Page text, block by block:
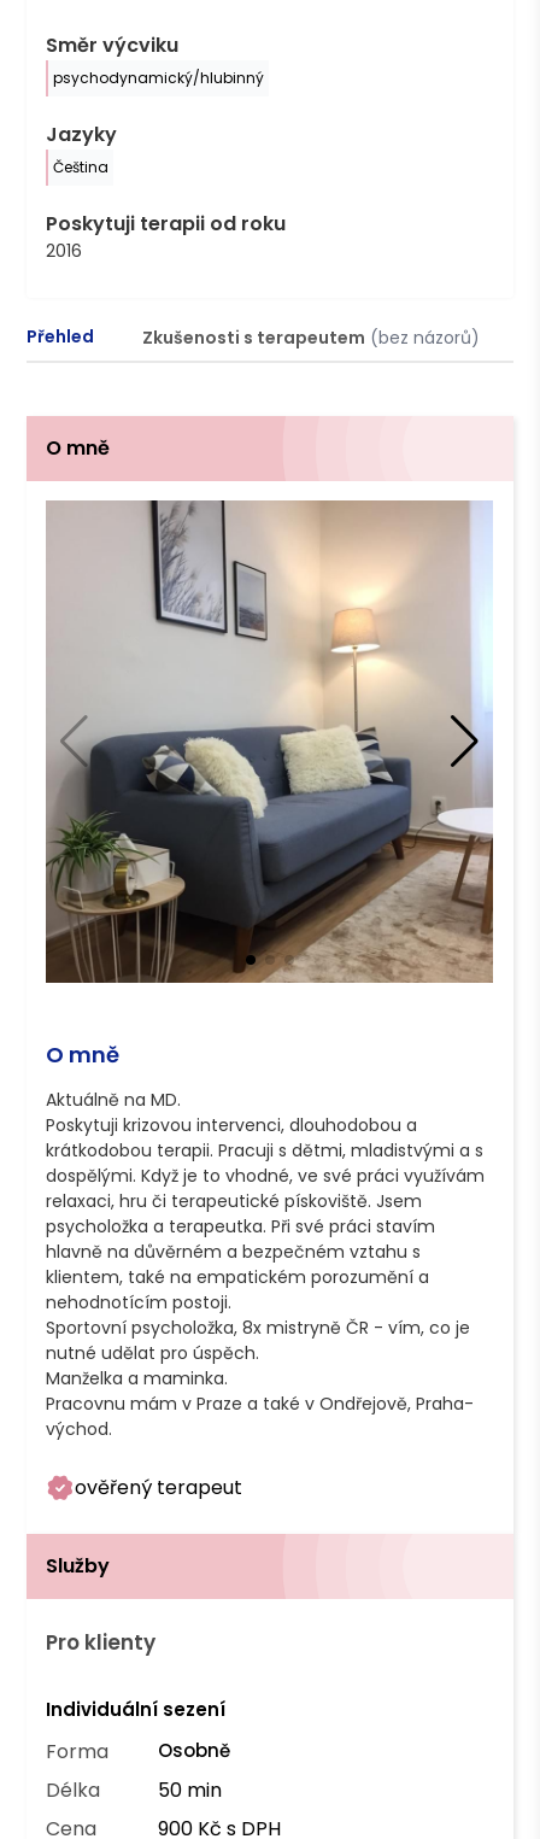
Směr výcviku
psychodynamický/hlubinný
Jazyky
Čeština
Poskytuji terapii od roku
2016
Přehled Zkušenosti s terapeutem (bez názorů)
O mně
O mně
Aktuálně na MD.
Poskytuji krizovou intervenci, dlouhodobou a
krátkodobou terapii. Pracuji s dětmi, mladistvými a s
dospělými. Když je to vhodné, ve své práci využívám
relaxaci, hru či terapeutické pískoviště. Jsem
psycholožka a terapeutka. Při své práci stavím
hlavně na důvěrném a bezpečném vztahu s
klientem, také na empatickém porozumění a
nehodnotícím postoji.
Sportovní psycholožka, 8x mistryně ČR - vím, co je
nutné udělat pro úspěch.
Manželka a maminka.
Pracovnu mám v Praze a také v Ondřejově, Praha-
ověřený terapeut
Služby
Pro klienty
Individuální sezení
Forma Osobně
Délka
50 min
Cena
900 Kč s DPH